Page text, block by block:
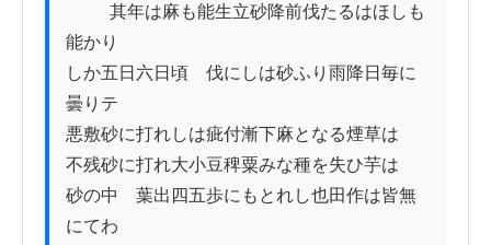
能かり
しか五日六日頃ゟ伐にしは砂ふり雨降日毎に
曇りテ
悪敷砂に打れしは疵付漸下麻となる煙草は
不残砂に打れ大小豆稗粟みな種を失ひ芋は
砂の中ゟ葉出四五歩にもとれし也田作は皆無
にてわ